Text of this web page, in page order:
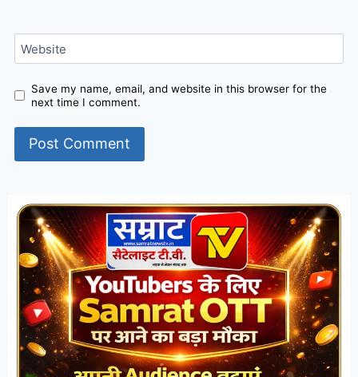
Website
Save my name, email, and website in this browser for the
next time I comment.